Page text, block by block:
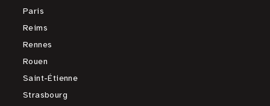
Paris
Reims
Rennes
Rouen
Saint-Étienne
Strasbourg